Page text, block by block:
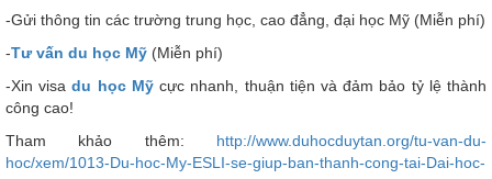
-Gửi thông tin các trường trung học, cao đẳng, đại học Mỹ (Miễn phí)
-Tư vấn du học Mỹ (Miễn phí)
-Xin visadu học Mỹcực nhanh, thuận tiện và đảm bảo tỷ lệ thành
công cao!
Tham khảo thêm: http://www.duhocduytan.org/tu-van-du-
hoc/xem/1013-Du-hoc-My-ESLI-se-giup-ban-thanh-cong-tai-Dai-hoc-